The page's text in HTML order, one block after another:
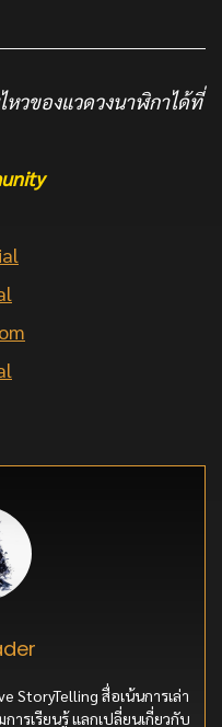
วของแวดวงนาฬิกาได้ที่
StoryTelling สื่อเน้นการเล่า
การเรียนรู้ แลกเปลี่ยนเกี่ยวกับ